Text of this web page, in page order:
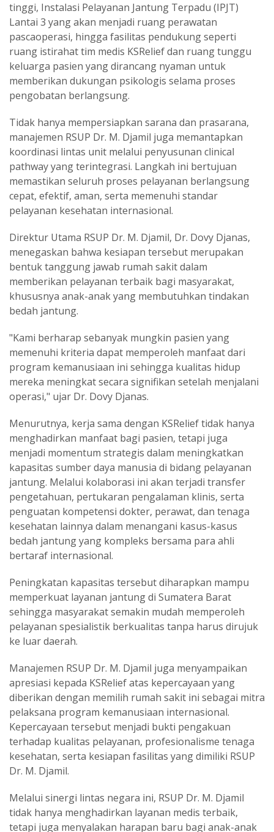
tinggi, Instalasi Pelayanan Jantung Terpadu (IPJT)
Lantai 3 yang akan menjadi ruang perawatan
pascaoperasi, hingga fasilitas pendukung seperti
ruang istirahat tim medis KSRelief dan ruang tunggu
keluarga pasien yang dirancang nyaman untuk
memberikan dukungan psikologis selama proses
pengobatan berlangsung.
Tidak hanya mempersiapkan sarana dan prasarana,
manajemen RSUP Dr. M. Djamil juga memantapkan
koordinasi lintas unit melalui penyusunan clinical
pathway yang terintegrasi. Langkah ini bertujuan
memastikan seluruh proses pelayanan berlangsung
cepat, efektif, aman, serta memenuhi standar
pelayanan kesehatan internasional.
Direktur Utama RSUP Dr. M. Djamil, Dr. Dovy Djanas,
menegaskan bahwa kesiapan tersebut merupakan
bentuk tanggung jawab rumah sakit dalam
memberikan pelayanan terbaik bagi masyarakat,
khususnya anak-anak yang membutuhkan tindakan
bedah jantung.
"Kami berharap sebanyak mungkin pasien yang
memenuhi kriteria dapat memperoleh manfaat dari
program kemanusiaan ini sehingga kualitas hidup
mereka meningkat secara signifikan setelah menjalani
operasi," ujar Dr. Dovy Djanas.
Menurutnya, kerja sama dengan KSRelief tidak hanya
menghadirkan manfaat bagi pasien, tetapi juga
menjadi momentum strategis dalam meningkatkan
kapasitas sumber daya manusia di bidang pelayanan
jantung. Melalui kolaborasi ini akan terjadi transfer
pengetahuan, pertukaran pengalaman klinis, serta
penguatan kompetensi dokter, perawat, dan tenaga
kesehatan lainnya dalam menangani kasus-kasus
bedah jantung yang kompleks bersama para ahli
bertaraf internasional.
Peningkatan kapasitas tersebut diharapkan mampu
memperkuat layanan jantung di Sumatera Barat
sehingga masyarakat semakin mudah memperoleh
pelayanan spesialistik berkualitas tanpa harus dirujuk
ke luar daerah.
Manajemen RSUP Dr. M. Djamil juga menyampaikan
apresiasi kepada KSRelief atas kepercayaan yang
diberikan dengan memilih rumah sakit ini sebagai mitra
pelaksana program kemanusiaan internasional.
Kepercayaan tersebut menjadi bukti pengakuan
terhadap kualitas pelayanan, profesionalisme tenaga
kesehatan, serta kesiapan fasilitas yang dimiliki RSUP
Dr. M. Djamil.
Melalui sinergi lintas negara ini, RSUP Dr. M. Djamil
tidak hanya menghadirkan layanan medis terbaik,
tetapi juga menyalakan harapan baru bagi anak-anak